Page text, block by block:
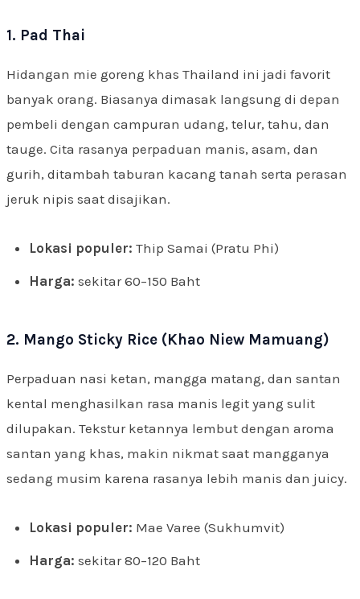
1. Pad Thai
Hidangan mie goreng khas Thailand ini jadi favorit
banyak orang. Biasanya dimasak langsung di depan
pembeli dengan campuran udang, telur, tahu, dan
tauge. Cita rasanya perpaduan manis, asam, dan
gurih, ditambah taburan kacang tanah serta perasan
jeruk nipis saat disajikan.
Lokasi populer: Thip Samai (Pratu Phi)
Harga: sekitar 60–150 Baht
2. Mango Sticky Rice (Khao Niew Mamuang)
Perpaduan nasi ketan, mangga matang, dan santan
kental menghasilkan rasa manis legit yang sulit
dilupakan. Tekstur ketannya lembut dengan aroma
santan yang khas, makin nikmat saat mangganya
sedang musim karena rasanya lebih manis dan juicy.
Lokasi populer: Mae Varee (Sukhumvit)
Harga: sekitar 80–120 Baht